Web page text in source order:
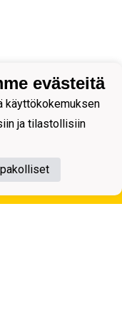
evästeitä
käyttökokemuksen
ja tilastollisiin